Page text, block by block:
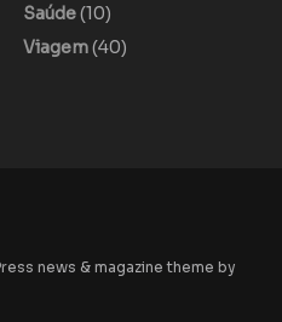
Saúde(10)
Viagem(40)
news & magazine theme by